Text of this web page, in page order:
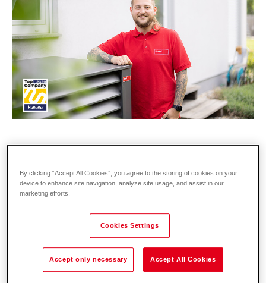
Bei Hoval stehen angenehme Temperaturen
an erster Stelle – und das schon seit 75
Klimatechnik vertrauen auf erstklassige
Lösungen und exzellenten Service,
österreich- und weltweit.
Denn wir bei Hoval
lieben, was wir tun!
By clicking “Accept All Cookies”, you agree to the storing of cookies on your
device to enhance site navigation, analyze site usage, and assist in our
marketing efforts.
Cookies Settings
Accept only necessary Accept All Cookies